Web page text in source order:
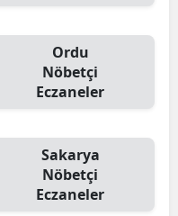
Ordu
Nöbetçi
Eczaneler
Sakarya
Nöbetçi
Eczaneler